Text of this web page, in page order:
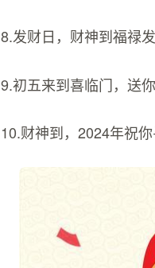
8.发财日，财神到福禄
9.初五来到喜临门，送
10.财神到，2024年祝